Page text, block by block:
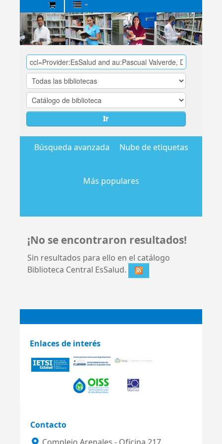
Biblioteca
Central
EsSalud
Ir
Búsqueda avanzada Nube de etiquetas
Más populares
¡No se encontraron resultados!
Sin resultados para ello en el catálogo
Biblioteca Central EsSalud.
Enlaces de interés
Contacto